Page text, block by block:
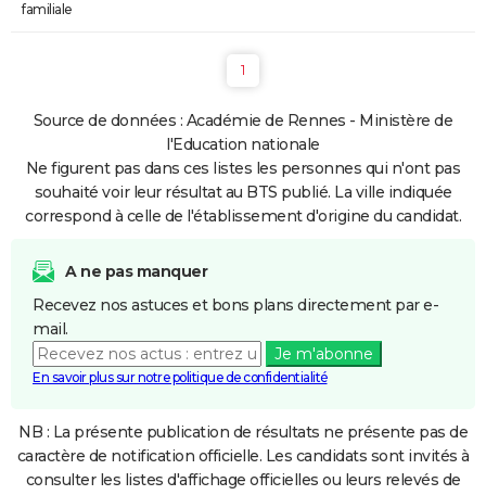
familiale
1
Source de données : Académie de Rennes - Ministère de
l'Education nationale
Ne figurent pas dans ces listes les personnes qui n'ont pas
souhaité voir leur résultat au BTS publié. La ville indiquée
correspond à celle de l'établissement d'origine du candidat.
A ne pas manquer
Recevez nos astuces et bons plans directement par e-
mail.
Je m'abonne
En savoir plus sur notre politique de confidentialité
NB : La présente publication de résultats ne présente pas de
caractère de notification officielle. Les candidats sont invités à
consulter les listes d'affichage officielles ou leurs relevés de